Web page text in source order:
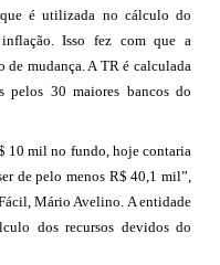
é utilizada no cálculo do
Isso fez com que a
de mudança. A TR é calculada
pelos 30 maiores bancos do
10 mil no fundo, hoje contaria
de pelo menos R$ 40,1 mil”,
Mário Avelino. A entidade
dos recursos devidos do